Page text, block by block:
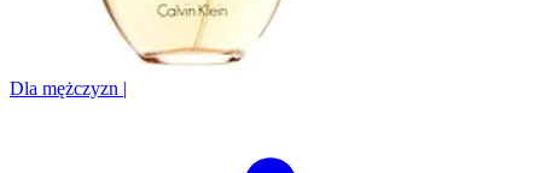
Dla mężczyzn |